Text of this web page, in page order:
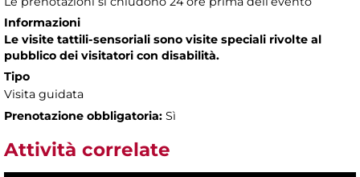
Informazioni
Le visite tattili-sensoriali sono visite speciali rivolte al
pubblico dei visitatori con disabilità.
Tipo
Visita guidata
Prenotazione obbligatoria: Sì
Attività correlate